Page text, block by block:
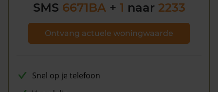
SMS 6671BA+ 1 naar 2233
Ontvang actuele woningwaarde
Snel op je telefoon